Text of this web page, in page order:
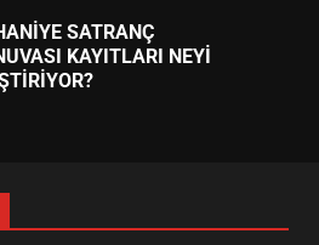
SATRANÇ
KAYITLARI NEYİ
NASIL